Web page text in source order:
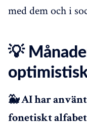
med dem och i
💡
🐳 AI har
fonetiskt